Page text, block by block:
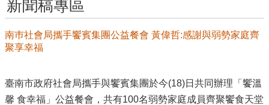
新聞稿專區
南巿社會局攜手饗賓集團公益餐會 黃偉哲:感謝與弱勢家庭齊
聚享幸福
臺南市政府社會局攜手與饗賓集團於今(18)日共同辦理「饗溫
馨 食幸福」公益餐會，共有100名弱勢家庭成員齊聚饗食天堂